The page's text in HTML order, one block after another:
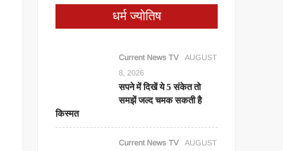
धर्म ज्योतिष
Current News TV
AUGUST
8, 2026
सपने में दिखें ये 5 संकेत तो
समझें जल्द चमक सकती है
किस्मत
Current News TV
AUGUST